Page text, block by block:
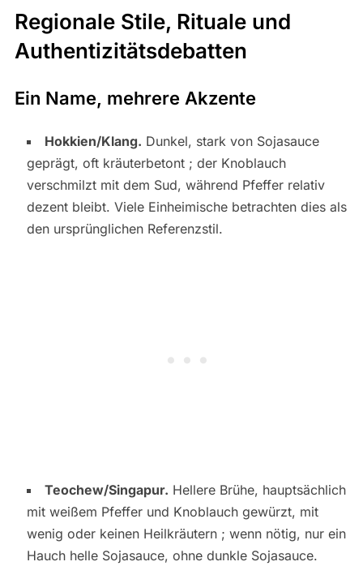
Regionale Stile, Rituale und
Authentizitätsdebatten
Ein Name, mehrere Akzente
Hokkien/Klang. Dunkel, stark von Sojasauce
geprägt, oft kräuterbetont ; der Knoblauch
verschmilzt mit dem Sud, während Pfeffer relativ
dezent bleibt. Viele Einheimische betrachten dies als
den ursprünglichen Referenzstil.
Teochew/Singapur. Hellere Brühe, hauptsächlich
mit weißem Pfeffer und Knoblauch gewürzt, mit
wenig oder keinen Heilkräutern ; wenn nötig, nur ein
Hauch helle Sojasauce, ohne dunkle Sojasauce.